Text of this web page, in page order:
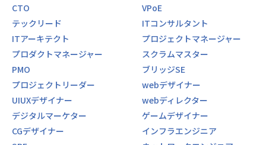
CTO
VPoE
テックリード
ITコンサルタント
ITアーキテクト
プロジェクトマネージャー
プロダクトマネージャー
スクラムマスター
PMO
ブリッジSE
プロジェクトリーダー
webデザイナー
UIUXデザイナー
webディレクター
デジタルマーケター
ゲームデザイナー
CGデザイナー
インフラエンジニア